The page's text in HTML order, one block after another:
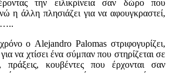
την ειλικρίνεια σαν δώρο που
η άλλη πλησιάζει για να αφουγκραστεί,
ο Alejandro Palomas στριφογυρίζει,
να χτίσει ένα σύμπαν που στηρίζεται σε
πράξεις, κουβέντες που έρχονται σαν